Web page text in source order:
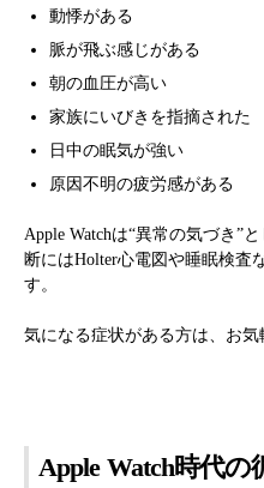
動悸がある
脈が飛ぶ感じがある
朝の血圧が高い
家族にいびきを指摘された
日中の眠気が強い
原因不明の疲労感がある
Apple Watchは“異常の気づき”
断にはHolter心電図や睡眠検査
す。
気になる症状がある方は、お気
Apple Watch時代の